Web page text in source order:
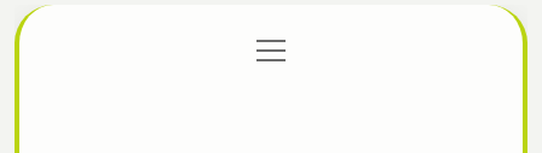
Gizlilik Politikası
menüyü
aç